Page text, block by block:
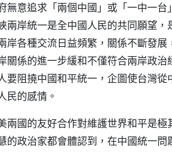
無意追求「兩個中國」或「一中一
兩岸統一是全中國人民的共同願望
岸各種交流日益頻繁，關係不斷發
關係的進一步緩和不僅符合兩岸政
要阻撓中國和平統一，企圖使台灣
民的感情。
兩國的友好合作對維護世界和平是
的政治家都會體認到，在中國統一